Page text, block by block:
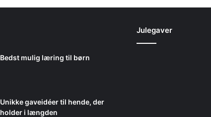
Bedst mulig læring til børn
Unikke gaveidéer til hende, der
holder i længden
Julegaver